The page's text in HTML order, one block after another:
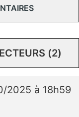
(2)
2025 à 18h59